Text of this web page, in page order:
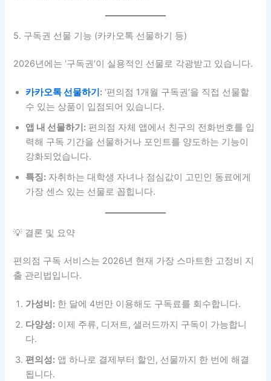
5. 구독권 선물 기능 (카카오톡 선물하기 등)
2026년에는 ‘구독권’이 실용적인 선물로 각광받고 있습니다.
카카오톡 선물하기: ‘편의점 1개월 구독권’을 직접 선물할
수 있는 상품이 입점되어 있습니다.
앱 내 선물하기: 편의점 자체 앱에서 친구의 전화번호를 입
력해 구독 기간을 선물하거나 포인트를 양도하는 기능이
강화되었습니다.
특징: 자취하는 대학생 자녀나 점심값이 고민인 동료에게
가장 센스 있는 선물로 꼽힙니다.
💡 결론 및 요약
편의점 구독 서비스는 2026년 현재 가장 스마트한 고정비 지
출 관리법입니다.
가성비: 한 달에 4번만 이용해도 구독료를 회수합니다.
다양성: 이제 주류, 디저트, 샐러드까지 구독이 가능합니
다.
편의성: 앱 하나로 결제부터 할인, 선물까지 한 번에 해결
됩니다.